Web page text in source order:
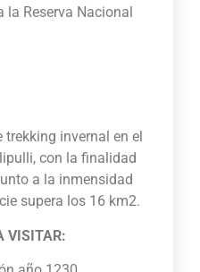
la Reserva Nacional
invernal en el
con la finalidad
a la inmensidad
supera los 16 km2.
VISITAR: